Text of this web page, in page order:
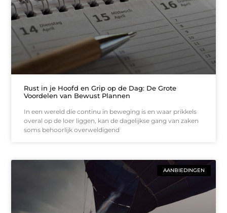
Rust in je Hoofd en Grip op de Dag: De Grote
Voordelen van Bewust Plannen
In een wereld die continu in beweging is en waar prikkels
overal op de loer liggen, kan de dagelijkse gang van zaken
soms behoorlijk overweldigend
AANBIEDINGEN